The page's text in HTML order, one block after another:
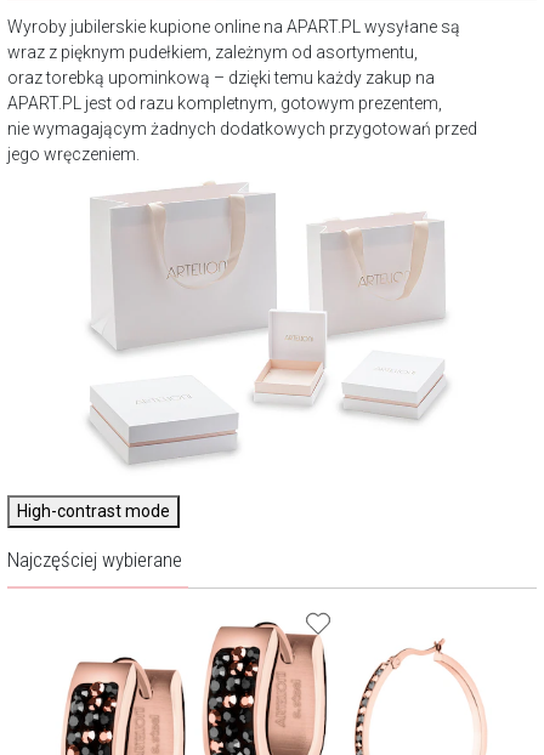
Wyroby jubilerskie kupione online na APART.PL wysyłane są
wraz z pięknym pudełkiem, zależnym od asortymentu,
oraz torebką upominkową – dzięki temu każdy zakup na
APART.PL jest od razu kompletnym, gotowym prezentem,
nie wymagającym żadnych dodatkowych przygotowań przed
jego wręczeniem.
High-contrast mode
Najczęściej wybierane